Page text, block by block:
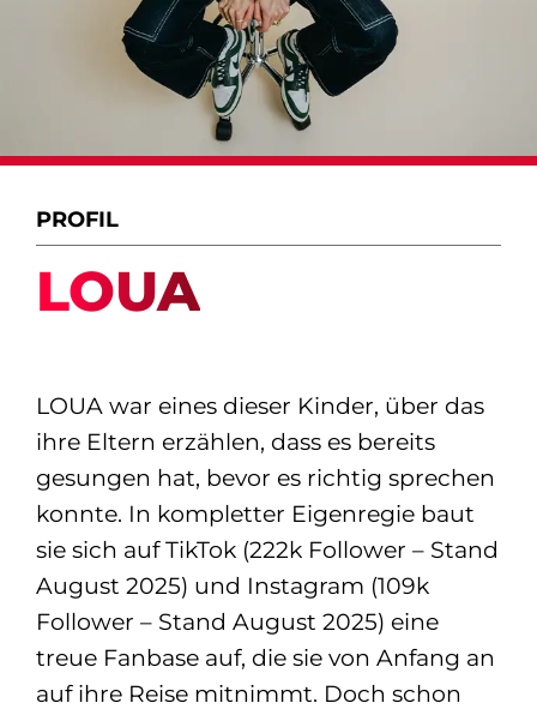
PROFIL
LOUA
LOUA war eines dieser Kinder, über das
ihre Eltern erzählen, dass es bereits
gesungen hat, bevor es richtig sprechen
konnte. In kompletter Eigenregie baut
sie sich auf TikTok (222k Follower – Stand
August 2025) und Instagram (109k
Follower – Stand August 2025) eine
treue Fanbase auf, die sie von Anfang an
auf ihre Reise mitnimmt. Doch schon